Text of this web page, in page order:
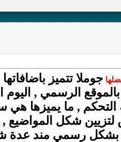
جوملا تتميز
التحكم , ما يميزها هي
بشكل رسمي مند عدة